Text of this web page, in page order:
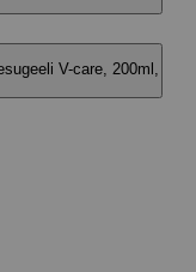
V-care, 200ml,